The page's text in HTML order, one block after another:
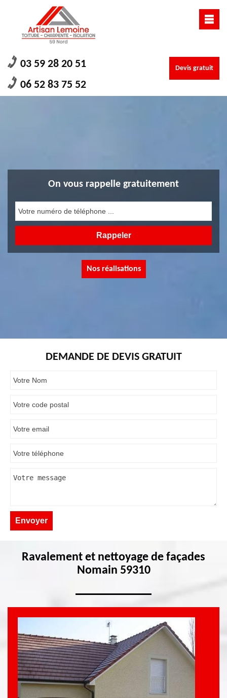
03 59 28 20 51
06 52 83 75 52
Devis gratuit
On vous rappelle gratuitement
Nos réalisations
DEMANDE DE DEVIS GRATUIT
Ravalement et nettoyage de façades
Nomain 59310